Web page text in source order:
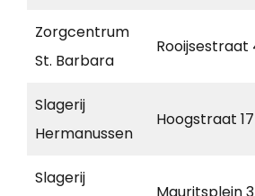
Zorgcentrum
St. Barbara
Rooijsestraat
Slagerij
Hermanussen
Hoogstraat 17
Slagerij